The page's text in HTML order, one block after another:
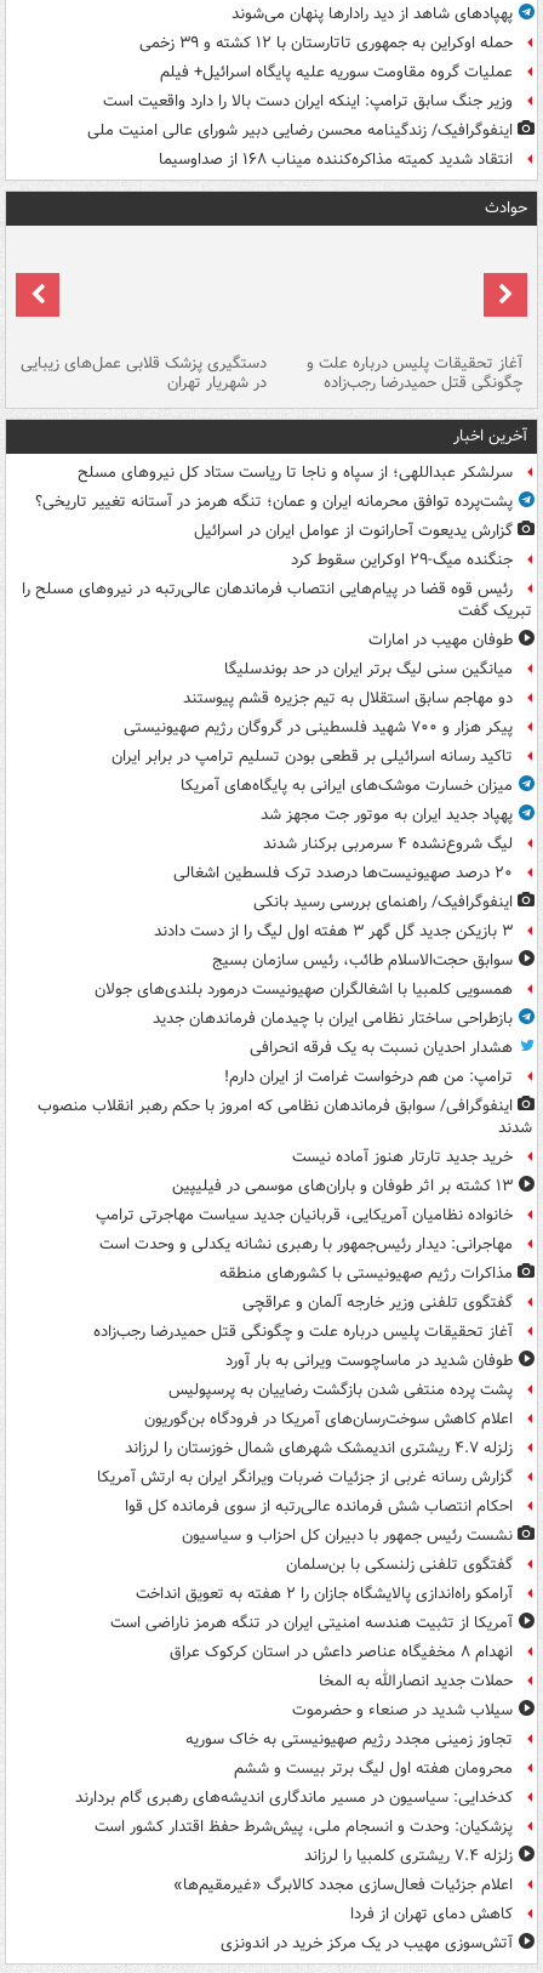
پهپادهای شاهد از دید رادارها پنهان می‌شوند
حمله اوکراین به جمهوری تاتارستان با ۱۲ کشته و ۳۹ زخمی
عملیات گروه مقاومت سوریه علیه پایگاه اسرائیل+ فیلم
وزیر جنگ سابق ترامپ: اینکه ایران دست بالا را دارد واقعیت است
اینفوگرافیک/ زندگینامه محسن رضایی دبیر شورای عالی امنیت‌ ملی
انتقاد شدید کمیته مذاکره‌کننده میناب ۱۶۸ از صداوسیما
حوادث
آغاز تحقیقات پلیس درباره علت و
چگونگی قتل حمیدرضا رجب‌زاده
دستگیری پزشک قلابی عمل‌های زیبایی
در شهریار تهران
آخرین اخبار
سرلشکر عبداللهی؛ از سپاه و ناجا تا ریاست ستاد کل نیروهای مسلح
پشت‌پرده توافق محرمانه ایران و عمان؛ تنگه هرمز در آستانه تغییر تاریخی؟
گزارش یدیعوت آحارانوت از عوامل ایران در اسرائیل
جنگنده میگ-۲۹ اوکراین سقوط کرد
رئیس قوه قضا در پیام‌هایی انتصاب‌ فرماندهان عالی‌رتبه در نیروهای مسلح را
تبریک گفت
طوفان مهیب در امارات
میانگین سنی لیگ برتر ایران در حد بوندسلیگا
دو مهاجم سابق استقلال به تیم جزیره قشم پیوستند
پیکر هزار و ۷۰۰ شهید فلسطینی در گروگان رژیم صهیونیستی
تاکید رسانه اسرائیلی بر قطعی بودن تسلیم ترامپ در برابر ایران
میزان خسارت موشک‌های ایرانی به پایگاه‌های آمریکا
پهپاد جدید ایران به موتور جت مجهز شد
لیگ شروع‌نشده ۴ سرمربی برکنار شدند
۲۰ درصد صهیونیست‌ها درصدد ترک فلسطین اشغالی
اینفوگرافیک/ راهنمای بررسی رسید بانکی
۳ بازیکن جدید گل گهر ۳ هفته اول لیگ را از دست دادند
سوابق حجت‌الاسلام طائب، رئیس سازمان بسیج
همسویی کلمبیا با اشغالگران صهیونیست درمورد بلندی‌های جولان
بازطراحی ساختار نظامی ایران با چیدمان فرماندهان جدید
هشدار احدیان نسبت به یک فرقه انحرافی
ترامپ: من هم درخواست غرامت از ایران دارم!
اینفوگرافی/ سوابق فرماندهان نظامی که امروز با حکم رهبر انقلاب منصوب
شدند
خرید جدید تارتار هنوز آماده نیست
۱۳ کشته بر اثر طوفان و باران‌های موسمی در فیلیپین
خانواده نظامیان آمریکایی، قربانیان جدید سیاست مهاجرتی ترامپ
مهاجرانی: دیدار رئیس‌جمهور با رهبری نشانه یکدلی و وحدت است
مذاکرات رژیم صهیونیستی با کشورهای منطقه
گفتگوی تلفنی وزیر خارجه آلمان و عراقچی
آغاز تحقیقات پلیس درباره علت و چگونگی قتل حمیدرضا رجب‌زاده
طوفان شدید در ماساچوست ویرانی به بار آورد
پشت پرده منتفی شدن بازگشت رضاییان به پرسپولیس
اعلام کاهش سوخت‌رسان‌های آمریکا در فرودگاه بن‌گوریون
زلزله ۴.۷ ریشتری اندیمشک شهرهای شمال خوزستان را لرزاند
گزارش رسانه غربی از جزئیات ضربات ویرانگر ایران به ارتش آمریکا
احکام انتصاب شش فرمانده عالی‌رتبه از سوی فرمانده کل قوا
نشست رئیس جمهور با دبیران کل احزاب و سیاسیون
گفتگوی تلفنی زلنسکی با بن‌سلمان
آرامکو راه‌اندازی پالایشگاه جازان را ۲ هفته به تعویق انداخت
آمریکا از تثبیت هندسه امنیتی ایران در تنگه هرمز ناراضی است
انهدام ۸ مخفیگاه عناصر داعش در استان کرکوک عراق
حملات جدید انصارالله به المخا
سیلاب شدید در صنعاء و حضرموت
تجاوز زمینی مجدد رژیم صهیونیستی به خاک سوریه
محرومان هفته اول لیگ برتر بیست و ششم
کدخدایی: سیاسیون در مسیر ماندگاری اندیشه‌های رهبری گام بردارند
پزشکیان: وحدت و انسجام ملی، پیش‌شرط حفظ اقتدار کشور است
زلزله ۷.۴ ریشتری کلمبیا را لرزاند
اعلام جزئیات فعال‌سازی مجدد کالابرگ «غیرمقیم‌ها»
کاهش دمای تهران از فردا
آتش‌سوزی مهیب در یک مرکز خرید در اندونزی